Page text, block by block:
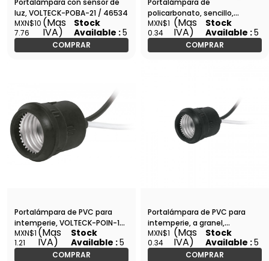
Portalámpara con sensor de
luz, VOLTECK-POBA-21 / 46534
MXN$10
7.76
(Mas
IVA)
Stock
Available :5
COMPRAR
Portalámpara de
policarbonato, sencillo,
VOLTECK-POBS-10 / 46542
MXN$1
0.34
(Mas
IVA)
Stock
Available :5
COMPRAR
Portalámpara de PVC para
intemperie, VOLTECK-POIN-10
/ 46509
MXN$1
1.21
(Mas
IVA)
Stock
Available :5
COMPRAR
Portalámpara de PVC para
intemperie, a granel,
VOLTECK-POIN-10G / 48093
MXN$1
0.34
(Mas
IVA)
Stock
Available :5
COMPRAR